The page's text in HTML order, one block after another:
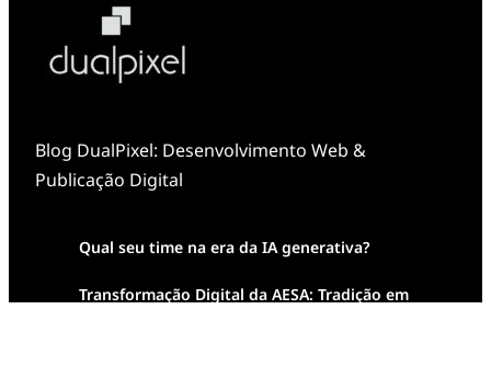
Blog DualPixel: Desenvolvimento Web &
Publicação Digital
Qual seu time na era da IA generativa?
Transformação Digital da AESA: Tradição em